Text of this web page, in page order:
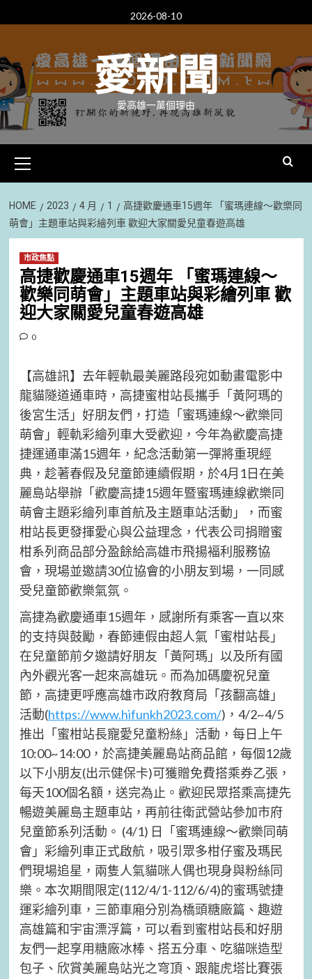
to
2026-08-10
愛新聞
愛高雄一萬個理由
Menu
HOME 2023 4 月 1
高捷歡慶通車15週年 「蜜瑪連線～歡樂同
萌會」主題車站與彩繪列車 歡迎大家關愛兒童春遊高雄
市政焦點
高捷歡慶通車15週年 「蜜瑪連線～
歡樂同萌會」主題車站與彩繪列車 歡
迎大家關愛兒童春遊高雄
0
【高雄訊】去年輕軌最美麗路段宛如動畫電影中
龍貓隧道通車時，高捷蜜柑站長攜手「黃阿瑪的
後宮生活」好朋友們，打造「蜜瑪連線～歡樂同
萌會」輕軌彩繪列車大受歡迎，今年為歡慶高捷
捷運通車滿15週年，紀念活動第一彈將重現經
典，趁著春假及兒童節連續假期，於4月1日在美
麗島站舉辦「歡慶高捷15週年暨蜜瑪連線歡樂同
萌會主題彩繪列車首航及主題車站活動」，而蜜
柑站長更發揮愛心與公益理念，代表公司捐贈蜜
柑系列商品部分盈餘給高雄市飛揚褔利服務協
會，現場並邀請30位協會的小朋友到場，一同感
受兒童節歡樂氣氛。
高捷為歡慶通車15週年，感謝所有乘客一直以來
的支持與鼓勵，春節連假由超人氣「蜜柑站長」
在兒童節前夕邀請好朋友「黃阿瑪」以及所有國
內外觀光客一起來高雄玩。而為加碼慶祝兒童
節，高捷更呼應高雄市政府教育局「孩翻高雄」
活動(https://www.hifunkh2023.com/)，4/2~4/5
推出「蜜柑站長寵愛兒童粉絲」活動，每日上午
10:00~14:00，於高捷美麗島站商品館，每個12歲
以下小朋友(出示健保卡)可獲贈免費搭乘券乙張，
每天100個名額，送完為止。歡迎民眾搭乘高捷先
暢遊美麗島主題車站，再前往衛武營站參加市府
兒童節系列活動。 (4/1) 日「蜜瑪連線～歡樂同萌
會」彩繪列車正式啟航，吸引眾多柑仔蜜及瑪民
們現場追星，兩隻人氣貓咪人偶也現身與粉絲同
樂。本次期間限定(112/4/1-112/6/4)的蜜瑪號捷
運彩繪列車，三節車廂分別為橋頭糖廠篇、趣遊
高雄篇和宇宙漂浮篇，可以看到蜜柑站長和好朋
友們一起享用糖廠冰棒、搭五分車、吃貓咪造型
包子、欣賞美麗島站光之穹頂、跟龍虎塔比賽張